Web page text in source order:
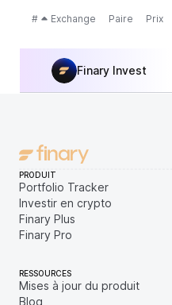
# Exchange Paire Prix
Finary Invest
PRODUIT
Portfolio Tracker
Investir en crypto
Finary Plus
Finary Pro
RESSOURCES
Mises à jour du produit
Blog